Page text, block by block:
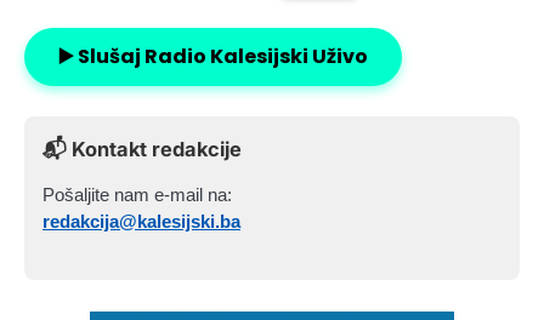
▶️ Slušaj Radio Kalesijski Uživo
📬 Kontakt redakcije
Pošaljite nam e-mail na:
redakcija@kalesijski.ba